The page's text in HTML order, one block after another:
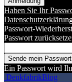
Haben Sie Ihr
Passwort-
Passwort
Ein Passwort wird
DenkfabrikBlog